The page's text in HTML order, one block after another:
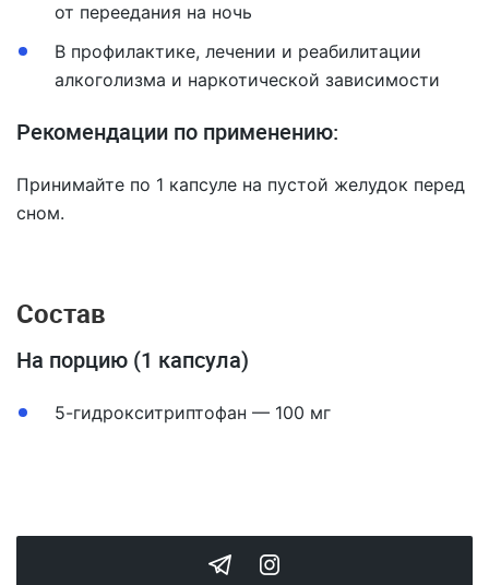
от переедания на ночь
В профилактике, лечении и реабилитации
алкоголизма и наркотической зависимости
Рекомендации по применению:
Принимайте по 1 капсуле на пустой желудок перед
сном.
Состав
На порцию (1 капсула)
5-гидрокситриптофан — 100 мг